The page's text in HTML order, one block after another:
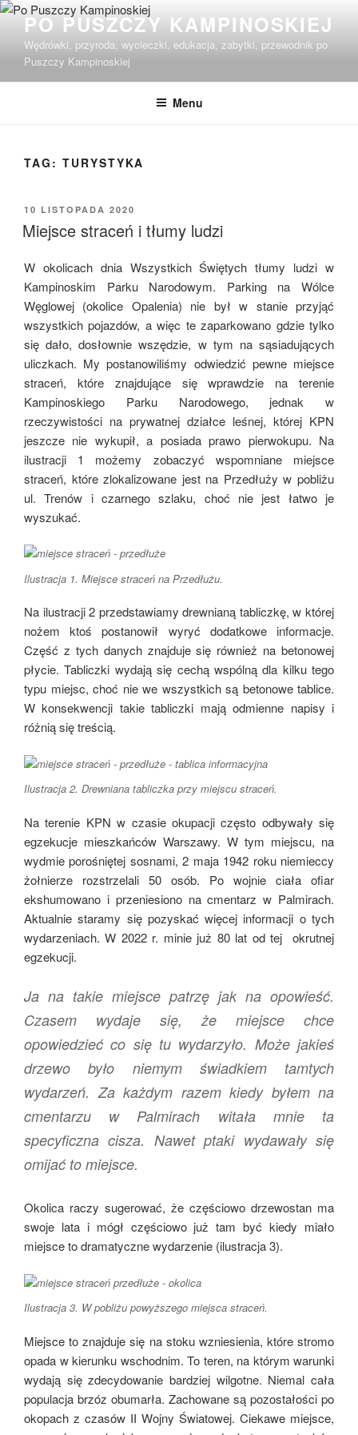
Przejdź
treści
PO PUSZCZY KAMPINOSKIEJ
Wędrówki, przyroda, wycieczki, edukacja, zabytki, przewodnik po
Puszczy Kampinoskiej
Menu
TAG: TURYSTYKA
OPUBLIKOWANE
W
10 LISTOPADA 2020
Miejsce straceń i tłumy ludzi
W okolicach dnia Wszystkich Świętych tłumy ludzi w
Kampinoskim Parku Narodowym. Parking na Wólce
Węglowej (okolice Opalenia) nie był w stanie przyjąć
wszystkich pojazdów, a więc te zaparkowano gdzie tylko
się dało, dosłownie wszędzie, w tym na sąsiadujących
uliczkach. My postanowiliśmy odwiedzić pewne miejsce
straceń, które znajdujące się wprawdzie na terenie
Kampinoskiego Parku Narodowego, jednak w
rzeczywistości na prywatnej działce leśnej, której KPN
jeszcze nie wykupił, a posiada prawo pierwokupu. Na
ilustracji 1 możemy zobaczyć wspomniane miejsce
straceń, które zlokalizowane jest na Przedłuży w pobliżu
ul. Trenów i czarnego szlaku, choć nie jest łatwo je
wyszukać.
Ilustracja 1. Miejsce straceń na Przedłużu.
Na ilustracji 2 przedstawiamy drewnianą tabliczkę, w której
nożem ktoś postanowił wyryć dodatkowe informacje.
Część z tych danych znajduje się również na betonowej
płycie. Tabliczki wydają się cechą wspólną dla kilku tego
typu miejsc, choć nie we wszystkich są betonowe tablice.
W konsekwencji takie tabliczki mają odmienne napisy i
różnią się treścią.
Ilustracja 2. Drewniana tabliczka przy miejscu straceń.
Na terenie KPN w czasie okupacji często odbywały się
egzekucje mieszkańców Warszawy. W tym miejscu, na
wydmie porośniętej sosnami, 2 maja 1942 roku niemieccy
żołnierze rozstrzelali 50 osób. Po wojnie ciała ofiar
ekshumowano i przeniesiono na cmentarz w Palmirach.
Aktualnie staramy się pozyskać więcej informacji o tych
wydarzeniach. W 2022 r. minie już 80 lat od tej okrutnej
egzekucji.
Ja na takie miejsce patrzę jak na opowieść.
Czasem wydaje się, że miejsce chce
opowiedzieć co się tu wydarzyło. Może jakieś
drzewo było niemym świadkiem tamtych
wydarzeń. Za każdym razem kiedy byłem na
cmentarzu w Palmirach witała mnie ta
specyficzna cisza. Nawet ptaki wydawały się
omijać to miejsce.
Okolica raczy sugerować, że częściowo drzewostan ma
swoje lata i mógł częściowo już tam być kiedy miało
miejsce to dramatyczne wydarzenie (ilustracja 3).
Ilustracja 3. W pobliżu powyższego miejsca straceń.
Miejsce to znajduje się na stoku wzniesienia, które stromo
opada w kierunku wschodnim. To teren, na którym warunki
wydają się zdecydowanie bardziej wilgotne. Niemal cała
populacja brzóz obumarła. Zachowane są pozostałości po
okopach z czasów II Wojny Światowej. Ciekawe miejsce,